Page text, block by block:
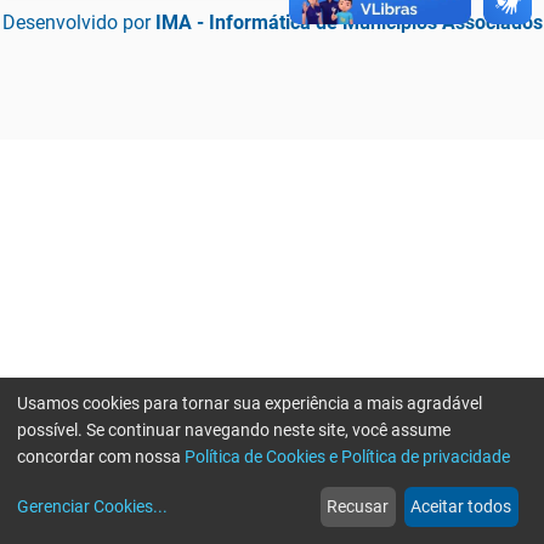
Desenvolvido por IMA - Informática de Municípios Associados
web
Notícias
more_horiz
Mais
Usamos cookies para tornar sua experiência a mais agradável
possível. Se continuar navegando neste site, você assume
concordar com nossa Política de Cookies e Política de privacidade
Gerenciar Cookies... Recusar Aceitar todos
Erro ao enviar informações, por favor tente novamente